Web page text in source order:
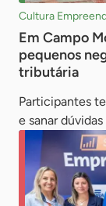
Cultura
Em Campo
pequenos
tributária
Participantes
e sanar